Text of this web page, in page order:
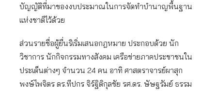
บัญญัติที่มาของงบประมาณในการจัดทำบำนาญพื้นฐาน
แห่งชาติไว้ด้วย
ส่วนรายชื่อผู้ยื่นริเริ่มเสนอกฎหมาย ประกอบด้วย นัก
วิชาการ นักกิจกรรมทางสังคม เครือข่ายภาคประชาชนใน
ประเด็นต่างๆ จำนวน 24 คน อาทิ ศาสตราจารย์ผาสุก
พงษ์ไพจิตร ดร.ทีปกร จิร์ฐิติกุลชัย รศ.ดร. ษัษฐรัมย์ ธรรม